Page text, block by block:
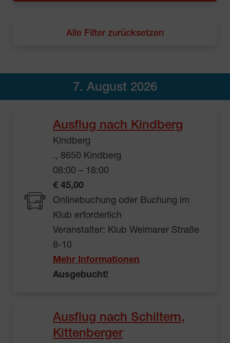
Alle Filter zurücksetzen
7. August 2026
Ausflug nach Kindberg
Kindberg
., 8650 Kindberg
08:00 – 18:00
€ 45,00
Onlinebuchung oder Buchung im
Klub erforderlich
Veranstalter: Klub Weimarer Straße
8-10
Mehr Informationen
Ausgebucht!
Ausflug nach Schiltern,
Kittenberger